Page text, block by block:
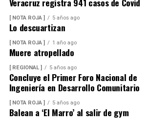
[ NOTA ROJA ] 5 años ago
Lo descuartizan
[ NOTA ROJA ] 1 año ago
Muere atropellado
[ REGIONAL ] 5 años ago
Concluye el Primer Foro Nacional de
Ingeniería en Desarrollo Comunitario
[ NOTA ROJA ] 5 años ago
Balean a ‘El Marro’ al salir de gym